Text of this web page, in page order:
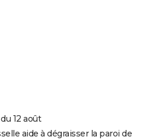
12 août
aide à dégraisser la paroi de